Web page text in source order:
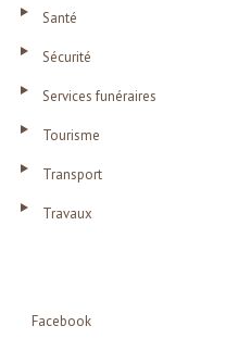
Santé
Sécurité
Services funéraires
Tourisme
Transport
Travaux
Facebook